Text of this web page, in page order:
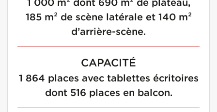
185 m² de scène latérale et 140 m²
d’arrière-scène.
CAPACITÉ
1 864 places avec tablettes écritoires
dont 516 places en balcon.